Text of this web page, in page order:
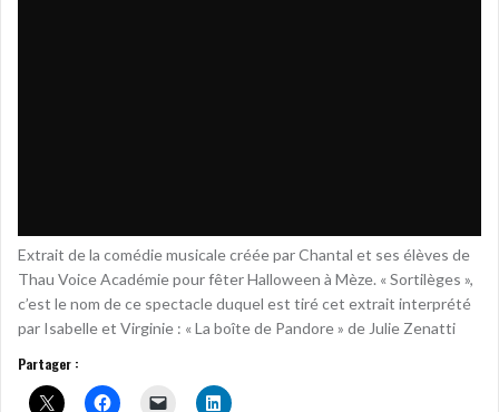
Extrait de la comédie musicale créée par Chantal et ses élèves de
Thau Voice Académie pour fêter Halloween à Mèze. « Sortilèges »,
c’est le nom de ce spectacle duquel est tiré cet extrait interprété
par Isabelle et Virginie : « La boîte de Pandore » de Julie Zenatti
Partager :